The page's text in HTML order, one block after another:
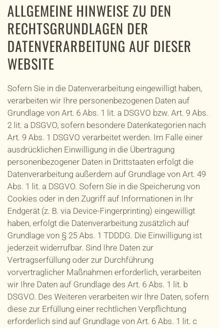
ALLGEMEINE HINWEISE ZU DEN
RECHTSGRUNDLAGEN DER
DATENVERARBEITUNG AUF DIESER
WEBSITE
Sofern Sie in die Datenverarbeitung eingewilligt haben,
verarbeiten wir Ihre personenbezogenen Daten auf
Grundlage von Art. 6 Abs. 1 lit. a DSGVO bzw. Art. 9 Abs.
2 lit. a DSGVO, sofern besondere Datenkategorien nach
Art. 9 Abs. 1 DSGVO verarbeitet werden. Im Falle einer
ausdrücklichen Einwilligung in die Übertragung
personenbezogener Daten in Drittstaaten erfolgt die
Datenverarbeitung außerdem auf Grundlage von Art. 49
Abs. 1 lit. a DSGVO. Sofern Sie in die Speicherung von
Cookies oder in den Zugriff auf Informationen in Ihr
Endgerät (z. B. via Device-Fingerprinting) eingewilligt
haben, erfolgt die Datenverarbeitung zusätzlich auf
Grundlage von § 25 Abs. 1 TDDDG. Die Einwilligung ist
jederzeit widerrufbar. Sind Ihre Daten zur
Vertragserfüllung oder zur Durchführung
vorvertraglicher Maßnahmen erforderlich, verarbeiten
wir Ihre Daten auf Grundlage des Art. 6 Abs. 1 lit. b
DSGVO. Des Weiteren verarbeiten wir Ihre Daten, sofern
diese zur Erfüllung einer rechtlichen Verpflichtung
erforderlich sind auf Grundlage von Art. 6 Abs. 1 lit. c